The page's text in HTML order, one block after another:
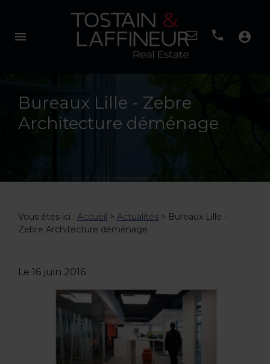
menu account_circle
Bureaux Lille - Zebre
Architecture déménage
Vous êtes ici : Accueil > Actualités> Bureaux Lille -
Zebre Architecture déménage
Le 16 juin 2016